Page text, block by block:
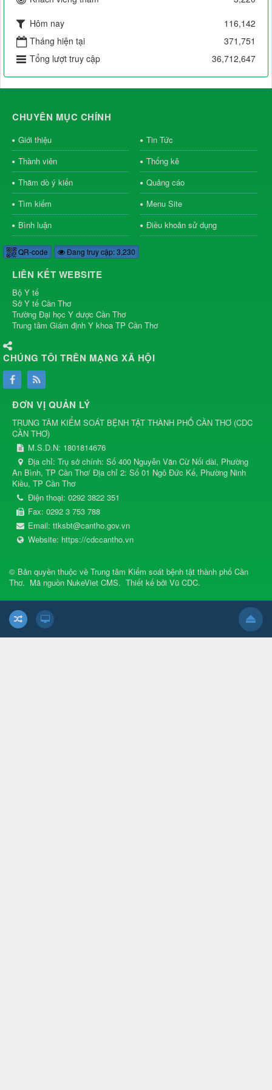
Hôm nay
116,142
Tháng hiện tại
371,751
Tổng lượt truy cập
36,712,647
CHUYÊN MỤC CHÍNH
Giới thiệu
Tin Tức
Thành viên
Thống kê
Thăm dò ý kiến
Quảng cáo
Tìm kiếm
Menu Site
Bình luận
Điều khoản sử dụng
QR-code Đang truy cập: 3,230
LIÊN KẾT WEBSITE
Bộ Y tế
Sở Y tế Cần Thơ
Trường Đại học Y dược Cần Thơ
Trung tâm Giám định Y khoa TP Cần Thơ
CHÚNG TÔI TRÊN MẠNG XÃ HỘI
ĐƠN VỊ QUẢN LÝ
TRUNG TÂM KIỂM SOÁT BỆNH TẬT THÀNH PHỐ CẦN THƠ (CDC
CẦN THƠ)
M.S.D.N: 1801814676
Địa chỉ: Trụ sở chính: Số 400 Nguyễn Văn Cừ Nối dài, Phường
An Bình, TP Cần Thơ/ Địa chỉ 2: Số 01 Ngô Đức Kế, Phường Ninh
Kiều, TP Cần Thơ
Điện thoại: 0292 3822 351
Fax: 0292 3 753 788
Email: ttksbt@cantho.gov.vn
Website: https://cdccantho.vn
© Bản quyền thuộc về Trung tâm Kiểm soát bệnh tật thành phố Cần
Thơ. Mã nguồn NukeViet CMS. Thiết kế bởi Vũ CDC.